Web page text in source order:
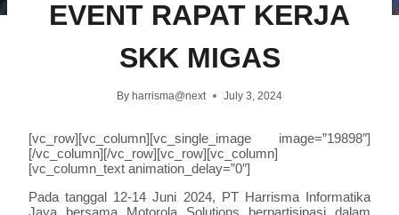
EVENT RAPAT KERJA
SKK MIGAS
By harrisma@next July 3, 2024
[vc_row][vc_column][vc_single_image image=”19898″]
[/vc_column][/vc_row][vc_row][vc_column]
[vc_column_text animation_delay=”0″]
Pada tanggal 12-14 Juni 2024, PT Harrisma Informatika